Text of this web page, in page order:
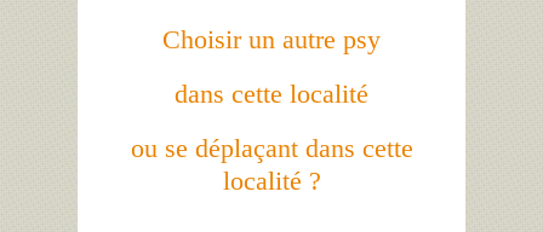
Choisir un autre psy
dans cette localité
ou se déplaçant dans cette
localité ?